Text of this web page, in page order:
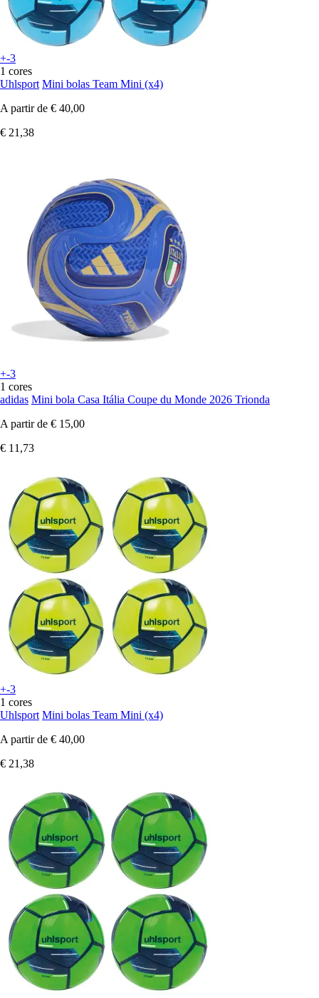
+-3
1 cores
Uhlsport Mini bolas Team Mini (x4)
A partir de € 40,00
€ 21,38
+-3
1 cores
adidas Mini bola Casa Itália Coupe du Monde 2026 Trionda
A partir de € 15,00
€ 11,73
+-3
1 cores
Uhlsport Mini bolas Team Mini (x4)
A partir de € 40,00
€ 21,38